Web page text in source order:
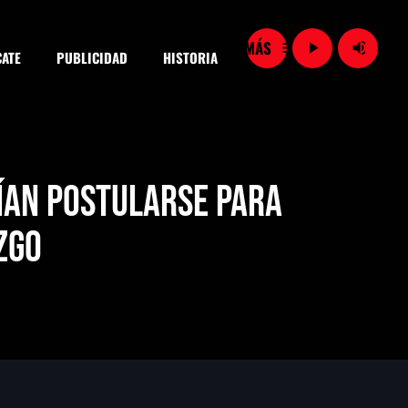
PUBLICIDAD HISTORIA menu play_arrow volume_up
postularse para